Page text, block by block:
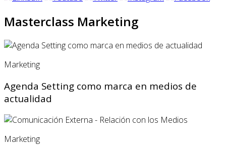
Masterclass Marketing
Marketing
Agenda Setting como marca en medios de
actualidad
Marketing